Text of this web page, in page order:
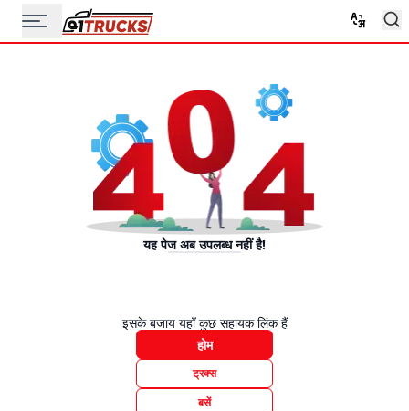
यह पेज अब उपलब्ध नहीं है!
इसके बजाय यहाँ कुछ सहायक लिंक हैं
होम
ट्रक्स
बसें